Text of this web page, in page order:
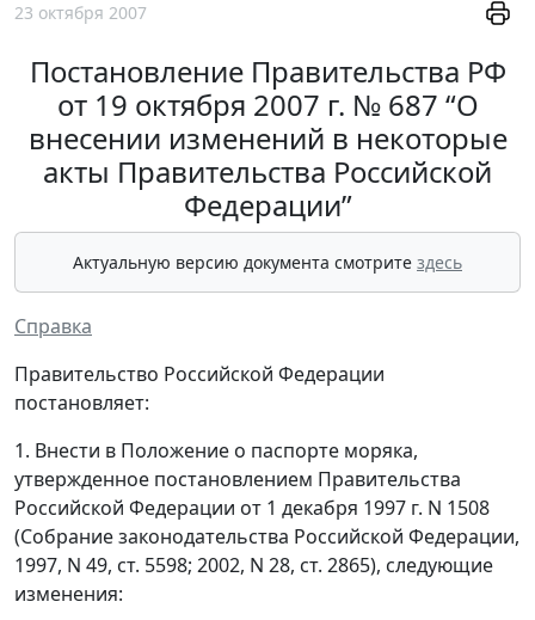
23 октября 2007
Постановление Правительства РФ
от 19 октября 2007 г. № 687 “О
внесении изменений в некоторые
акты Правительства Российской
Федерации”
Актуальную версию документа смотрите здесь
Справка
Правительство Российской Федерации
постановляет:
1. Внести в Положение о паспорте моряка,
утвержденное постановлением Правительства
Российской Федерации от 1 декабря 1997 г. N 1508
(Собрание законодательства Российской Федерации,
1997, N 49, ст. 5598; 2002, N 28, ст. 2865), следующие
изменения: